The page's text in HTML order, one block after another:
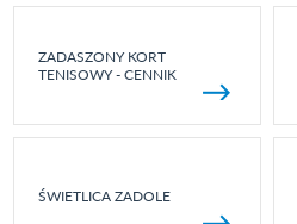
ZADASZONY KORT
TENISOWY - CENNIK
ŚWIETLICA ZADOLE